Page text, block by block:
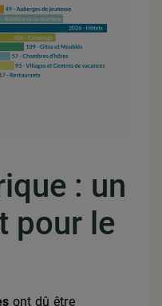
: un
pour le
ont dû être